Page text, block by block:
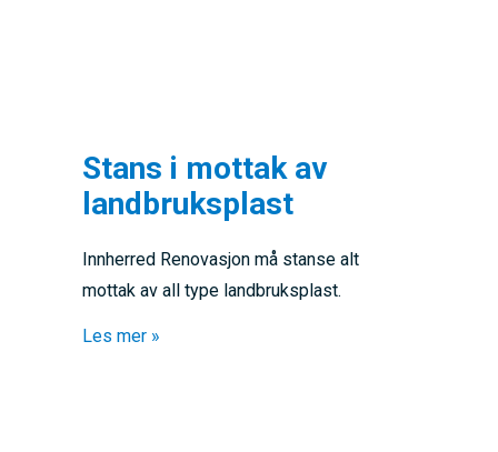
Stans i mottak av
landbruksplast
Innherred Renovasjon må stanse alt
mottak av all type landbruksplast.
Les mer »